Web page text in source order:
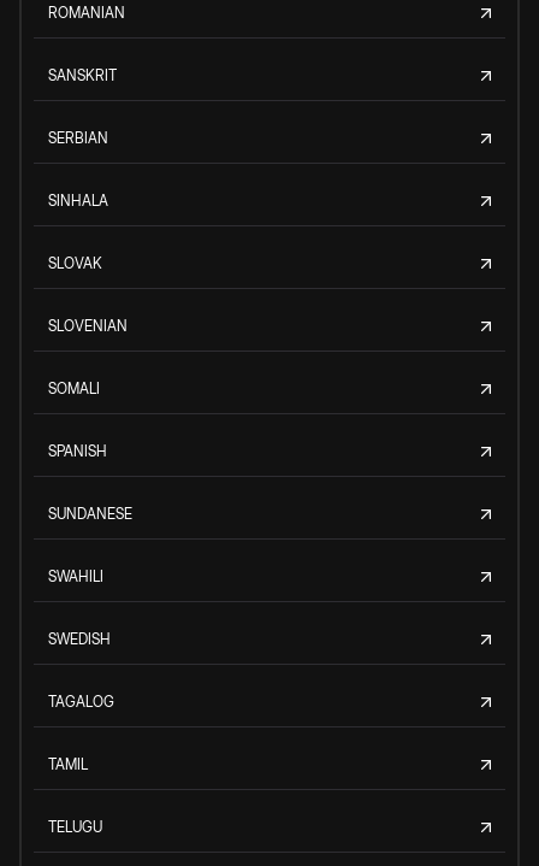
ROMANIAN
SANSKRIT
SERBIAN
SINHALA
SLOVAK
SLOVENIAN
SOMALI
SPANISH
SUNDANESE
SWAHILI
SWEDISH
TAGALOG
TAMIL
TELUGU